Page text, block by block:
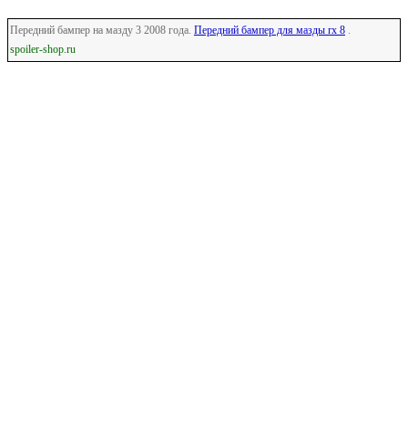
Передний бампер на мазду 3 2008 года. Передний бампер для мазды rx 8
spoiler-shop.ru